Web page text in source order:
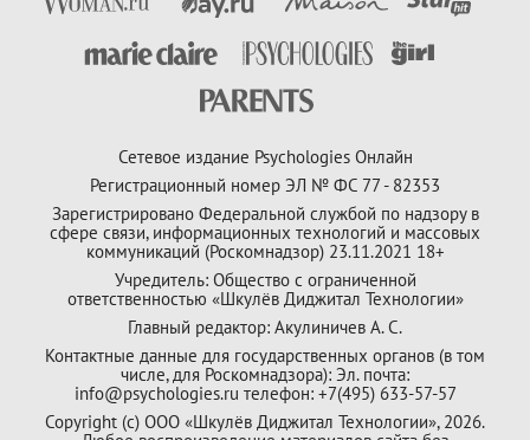
Сетевое издание Psychologies Онлайн
Регистрационный номер ЭЛ № ФС 77 - 82353
Зарегистрировано Федеральной службой по надзору в
сфере связи, информационных технологий и массовых
коммуникаций (Роскомнадзор) 23.11.2021 18+
Учредитель: Общество с ограниченной
ответственностью «Шкулёв Диджитал Технологии»
Главный редактор: Акулиничев А. С.
Контактные данные для государственных органов (в том
числе, для Роскомнадзора): Эл. почта:
info@psychologies.ru телефон: +7(495) 633-57-57
Copyright (с) ООО «Шкулёв Диджитал Технологии», 2026.